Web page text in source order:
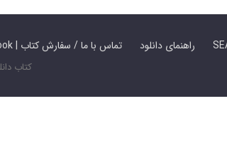
Contact Us / Order Book | تماس با ما / سفارش کتاب راهنمای دانلود
کتاب دانلود: از 1391 تا کنون